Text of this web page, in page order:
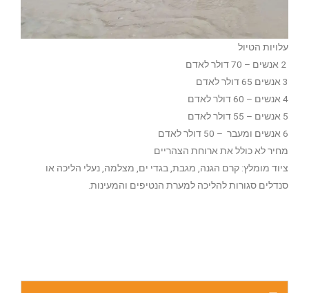
עלויות הטיול
3 אנשים 65 דולר לאדם
4 אנשים – 60 דולר לאדם
5 אנשים – 55 דולר לאדם
6 אנשים ומעבר – 50 דולר לאדם
מחיר לא כולל את ארוחת הצהריים
ציוד מומלץ: קרם הגנה, מגבת, בגדי ים, מצלמה, נעלי הליכה או
סנדלים סגורות להליכה למערת הנטיפים והמעינות.